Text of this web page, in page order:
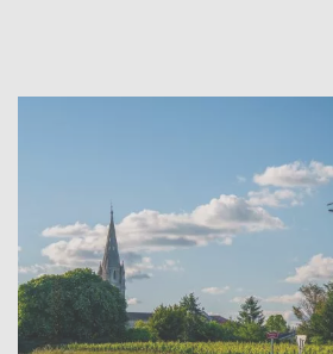
British Indian Ocean Territory
Brunei Darussalam
Bulgaria